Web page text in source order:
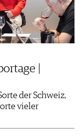
|
der Schweiz,
vieler